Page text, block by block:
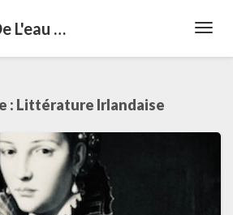
L'eau …
: Littérature Irlandaise